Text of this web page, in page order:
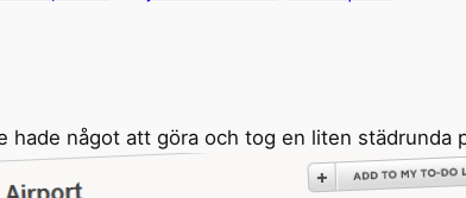
hade något att göra och tog en liten städrunda